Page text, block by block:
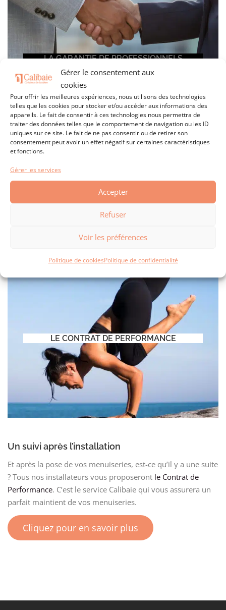
Gérer le consentement aux
cookies
Pour offrir les meilleures expériences, nous utilisons des technologies
telles que les cookies pour stocker et/ou accéder aux informations des
appareils. Le fait de consentir à ces technologies nous permettra de
traiter des données telles que le comportement de navigation ou les ID
uniques sur ce site. Le fait de ne pas consentir ou de retirer son
consentement peut avoir un effet négatif sur certaines caractéristiques
et fonctions.
Gérer les services
Accepter
Refuser
Voir les préférences
Politique de cookiesPolitique de confidentialité
LA GARANTIE DE PROFESSIONNELS
L’assurance vie de votre fermeture
Toutes les fenêtres Calibaie bénéﬁcient d’une garantie
décennale. Ces garanties sur certains produits, dont la
fenêtre Prestige, sont étendues à 15 ans. Les installateurs
agréés Calibaie ont contracté une garantie décennale pour la
LE CONTRAT DE PERFORMANCE
Un suivi après l’installation
Et après la pose de vos menuiseries, est-ce qu’il y a une suite
? Tous nos installateurs vous proposeront le Contrat de
Performance. C’est le service Calibaie qui vous assurera un
parfait maintient de vos menuiseries.
Cliquez pour en savoir plus